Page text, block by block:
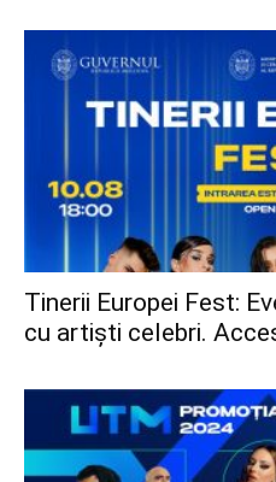
Tinerii Europei Fest:
cu artiști celebri.